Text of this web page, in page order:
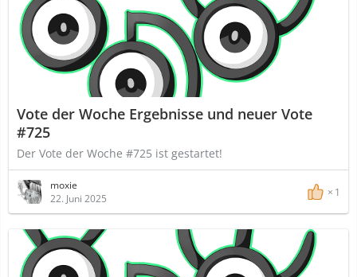
Vote der Woche Ergebnisse und neuer Vote
#725
Der Vote der Woche #725 ist gestartet!
moxie
22. Juni 2025
1